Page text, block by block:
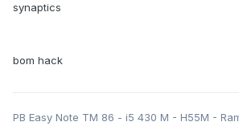
synaptics
bom hack
PB Easy Note TM 86 - i5 430 M - H55M -